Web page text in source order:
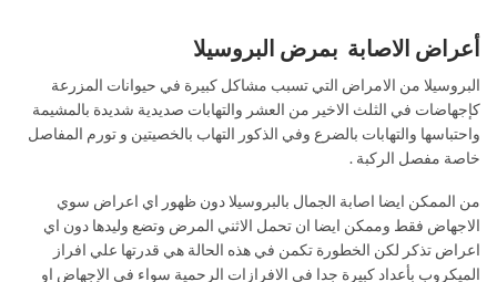
أعراض الاصابة بمرض البروسيلا
البروسيلا من الامراض التي تسبب مشاكل كبيرة في حيوانات المزرعة
كإجهاضات في الثلث الاخير من العشر والتهابات صديدية شديدة بالمشيمة
واحتباسها والتهابات بالضرع وفي الذكور التهاب بالخصيتين و تورم المفاصل
خاصة مفصل الركبة .
من الممكن ايضا اصابة الجمال بالبروسيلا دون ظهور اي اعراض سوي
الاجهاض فقط وممكن ايضا ان تحمل الاثني المرض وتضع وليدها دون اي
اعراض تذكر لكن الخطورة تكمن في هذه الحالة هي قدرتها علي افراز
الميكروب بأعداد كبيرة جدا في الافرازات الرحمية سواء في الإجهاض او